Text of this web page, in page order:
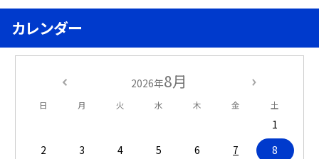
カレンダー
2026年8月
日 月 火 水 木 金 土
1
2
3 4 5 6 7
8